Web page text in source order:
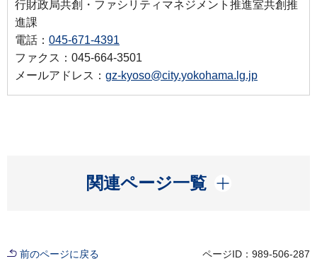
行財政局共創・ファシリティマネジメント推進室共創推
進課
電話： 045-671-4391
ファクス：045-664-3501
メールアドレス： gz-kyoso@city.yokohama.lg.jp
関連ページ一覧
開く
前のページに戻る ページID：989-506-287